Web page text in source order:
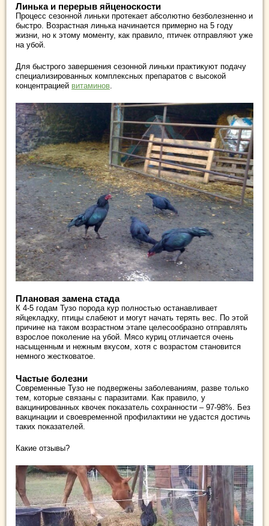
Линька и перерыв яйценоскости
Процесс сезонной линьки протекает абсолютно безболезненно и
быстро. Возрастная линька начинается примерно на 5 году
жизни, но к этому моменту, как правило, птичек отправляют уже
на убой.
Для быстрого завершения сезонной линьки практикуют подачу
специализированных комплексных препаратов с высокой
концентрацией витаминов
Плановая замена стада
К 4-5 годам Тузо порода кур полностью останавливает
яйцекладку, птицы слабеют и могут начать терять вес. По этой
причине на таком возрастном этапе целесообразно отправлять
взрослое поколение на убой. Мясо куриц отличается очень
насыщенным и нежным вкусом, хотя с возрастом становится
немного жестковатое.
Частые болезни
Современные Тузо не подвержены заболеваниям, разве только
тем, которые связаны с паразитами. Как правило, у
вакцинированных квочек показатель сохранности – 97-98%. Без
вакцинации и своевременной профилактики не удастся достичь
таких показателей.
Какие отзывы?